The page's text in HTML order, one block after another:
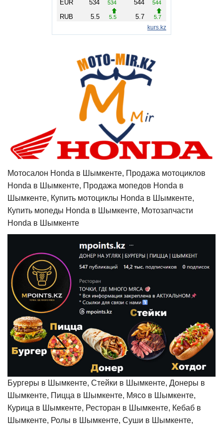
Мотосалон Honda в Шымкенте, Продажа мотоциклов
Honda в Шымкенте, Продажа мопедов Honda в
Шымкенте, Купить мотоциклы Honda в Шымкенте,
Купить мопеды Honda в Шымкенте, Мотозапчасти
Honda в Шымкенте
Бургеры в Шымкенте, Стейки в Шымкенте, Донеры в
Шымкенте, Пицца в Шымкенте, Мясо в Шымкенте,
Курица в Шымкенте, Ресторан в Шымкенте, Кебаб в
Шымкенте, Ролы в Шымкенте, Суши в Шымкенте,